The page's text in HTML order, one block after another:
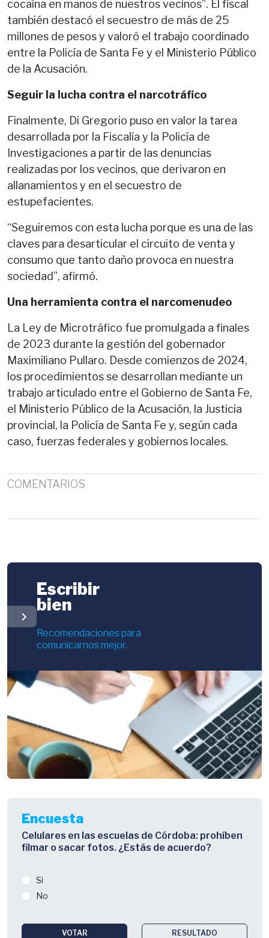
cocaína en manos de nuestros vecinos”. El fiscal
también destacó el secuestro de más de 25
millones de pesos y valoró el trabajo coordinado
entre la Policía de Santa Fe y el Ministerio Público
de la Acusación.
Seguir la lucha contra el narcotráfico
Finalmente, Di Gregorio puso en valor la tarea
desarrollada por la Fiscalía y la Policía de
Investigaciones a partir de las denuncias
realizadas por los vecinos, que derivaron en
allanamientos y en el secuestro de
estupefacientes.
“Seguiremos con esta lucha porque es una de las
claves para desarticular el circuito de venta y
consumo que tanto daño provoca en nuestra
sociedad”, afirmó.
Una herramienta contra el narcomenudeo
La Ley de Microtráfico fue promulgada a finales
de 2023 durante la gestión del gobernador
Maximiliano Pullaro. Desde comienzos de 2024,
los procedimientos se desarrollan mediante un
trabajo articulado entre el Gobierno de Santa Fe,
el Ministerio Público de la Acusación, la Justicia
provincial, la Policía de Santa Fe y, según cada
caso, fuerzas federales y gobiernos locales.
COMENTARIOS
chevron_right
Escribir
bien
Recomendaciones para
comunicarnos mejor.
Encuesta
Celulares en las escuelas de Córdoba: prohíben
filmar o sacar fotos. ¿Estás de acuerdo?
Si
No
VOTAR RESULTADO